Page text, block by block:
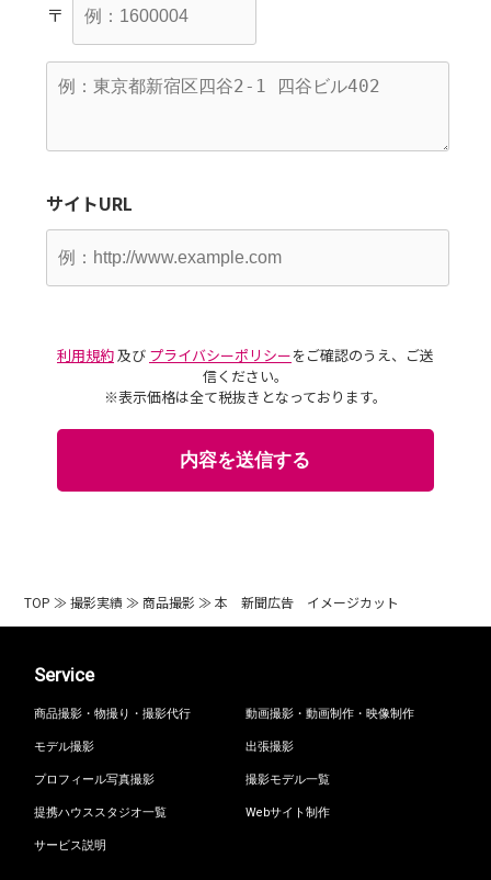
〒
サイトURL
利用規約及び プライバシーポリシーをご確認のうえ、ご送
信ください。
※表示価格は全て税抜きとなっております。
TOP ≫撮影実績 ≫商品撮影 ≫本 新聞広告 イメージカット
Service
商品撮影・物撮り・撮影代行
動画撮影・動画制作・映像制作
モデル撮影
出張撮影
プロフィール写真撮影
撮影モデル一覧
提携ハウススタジオ一覧
Webサイト制作
サービス説明